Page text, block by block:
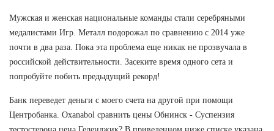
Мужская и женская национальные команды стали серебряными
медалистами Игр. Металл подорожал по сравнению с 2014 уже
почти в два раза. Пока эта проблема еще никак не прозвучала в
российской действительности. Засеките время одного сета и
попробуйте побить предыдущий рекорд!
Банк переведет деньги с моего счета на другой при помощи
Центробанка. Oxanabol сравнить цены Обнинск - Суспензия